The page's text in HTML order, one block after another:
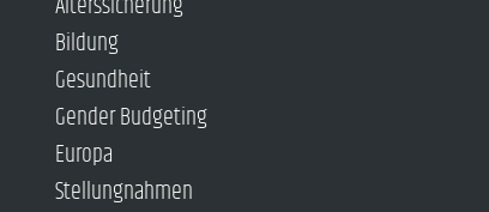
Bildung
Gesundheit
Gender Budgeting
Europa
Stellungnahmen